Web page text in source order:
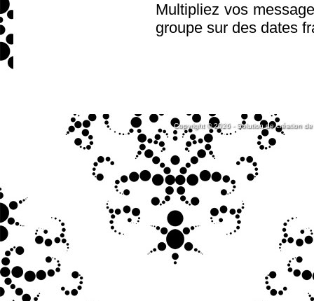
Multipliez vos
groupe sur des dates
Copyright © 2026 - Solution de création